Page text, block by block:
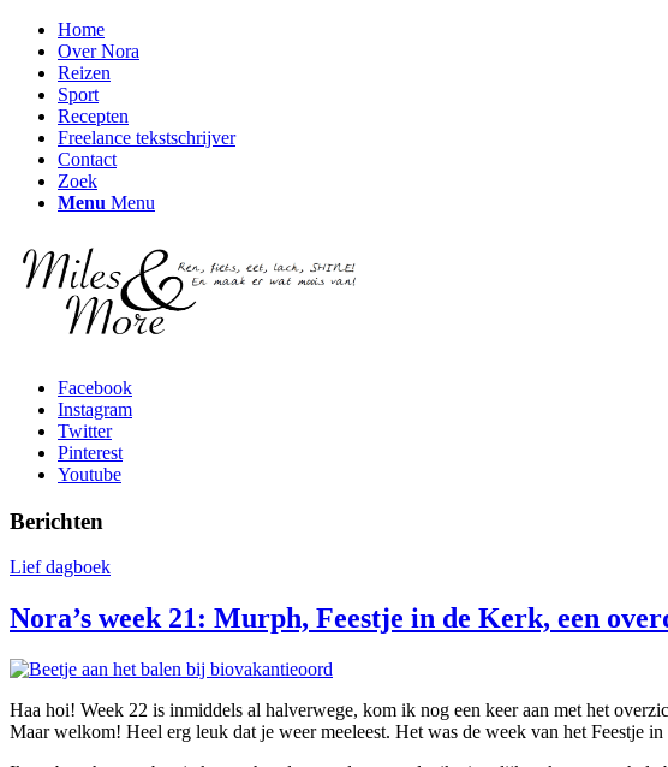
Home
Over Nora
Reizen
Sport
Recepten
Freelance tekstschrijver
Contact
Zoek
Menu Menu
Facebook
Instagram
Twitter
Pinterest
Youtube
Berichten
Lief dagboek
Nora’s week 21: Murph, Feestje in de Kerk, een
Haa hoi! Week 22 is inmiddels al halverwege, kom ik nog een keer aan met het
Maar welkom! Heel erg leuk dat je weer meeleest. Het was de week van het Feestje